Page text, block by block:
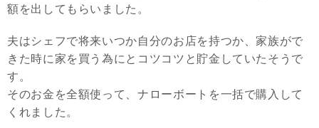
額を出してもらいました。
夫はシェフで将来いつか自分のお店を持つか、家族がで
きた時に家を買う為にとコツコツと貯金していたそうで
す。
そのお金を全額使って、ナローボートを一括で購入して
くれました。